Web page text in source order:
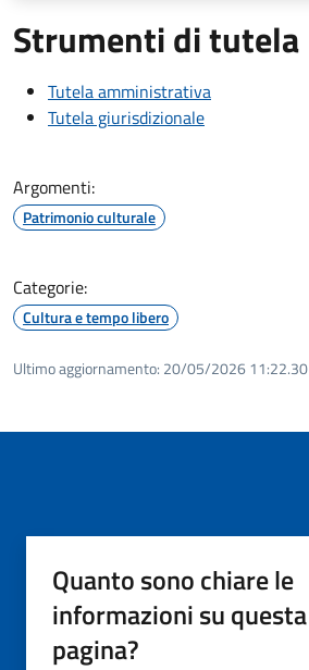
Strumenti di tutela
Tutela amministrativa
Tutela giurisdizionale
Argomenti:
Patrimonio culturale
Categorie:
Cultura e tempo libero
Ultimo aggiornamento: 20/05/2026 11:22.30
Quanto sono chiare le
informazioni su questa
pagina?